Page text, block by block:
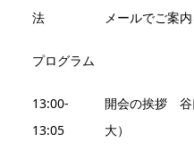
法
メールでご案内
プログラム
13:00-
13:05
開会の挨拶 谷
大）